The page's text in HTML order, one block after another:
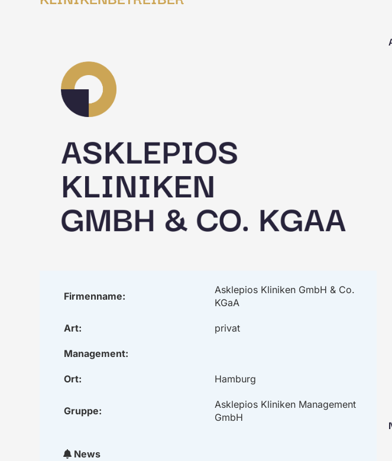
Firmenname:
Asklepios Kliniken GmbH & Co.
KGaA
Art: privat
Management:
Ort: Hamburg
Gruppe:
Asklepios Kliniken Management
GmbH
News